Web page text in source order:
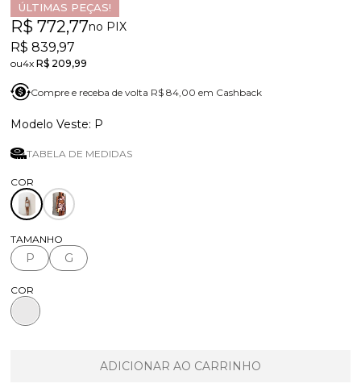
ÚLTIMAS PEÇAS!
R$ 772,77no PIX
R$ 839,97
4xR$ 209,99
Compre e receba de volta R$ 84,00 em Cashback
P
TABELA DE MEDIDAS
TAMANHO
P G
COR
ADICIONAR AO CARRINHO